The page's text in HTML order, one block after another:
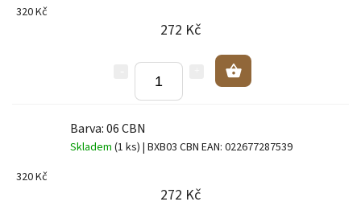
320 Kč
272 Kč
Barva: 06 CBN
Skladem (1 ks) | BXB03 CBN EAN: 022677287539
320 Kč
272 Kč